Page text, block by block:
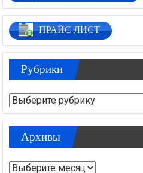
Погода в странах ЦА
ПРАЙС ЛИСТ
Рубрики
Рубрики
Архивы